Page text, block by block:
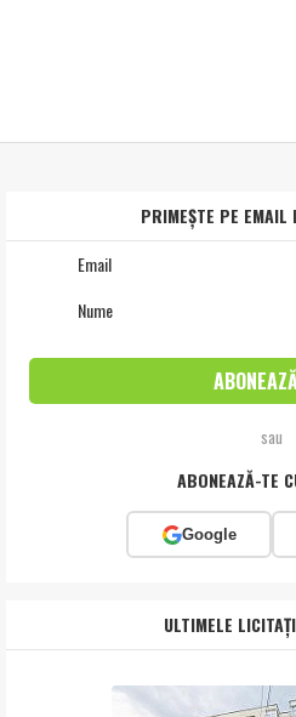
PRIMEȘTE PE EMAIL
sau
ABONEAZĂ-TE
Google
ULTIMELE